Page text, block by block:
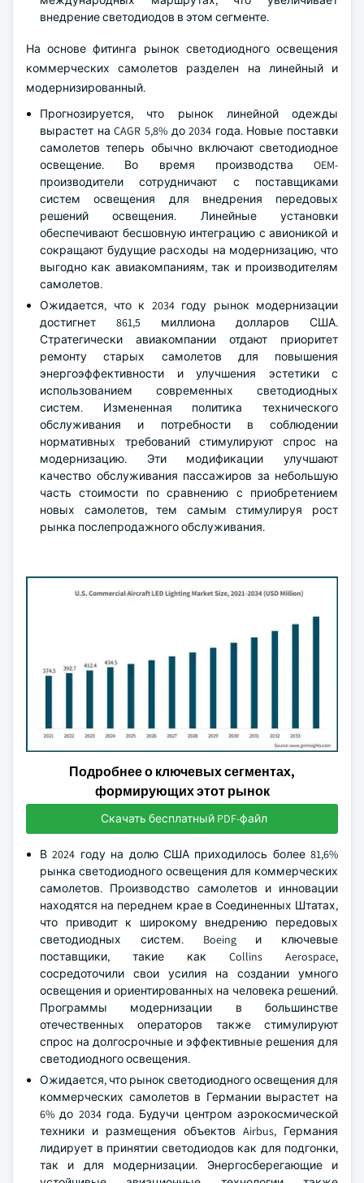
внедрение светодиодов в этом сегменте.
На основе фитинга рынок светодиодного освещения
коммерческих самолетов разделен на линейный и
модернизированный.
Прогнозируется, что рынок линейной одежды
вырастет на CAGR 5,8% до 2034 года. Новые поставки
самолетов теперь обычно включают светодиодное
освещение. Во время производства OEM-
производители сотрудничают с поставщиками
систем освещения для внедрения передовых
решений освещения. Линейные установки
обеспечивают бесшовную интеграцию с авионикой и
сокращают будущие расходы на модернизацию, что
выгодно как авиакомпаниям, так и производителям
самолетов.
Ожидается, что к 2034 году рынок модернизации
достигнет 861,5 миллиона долларов США.
Стратегически авиакомпании отдают приоритет
ремонту старых самолетов для повышения
энергоэффективности и улучшения эстетики с
использованием современных светодиодных
систем. Измененная политика технического
обслуживания и потребности в соблюдении
нормативных требований стимулируют спрос на
модернизацию. Эти модификации улучшают
качество обслуживания пассажиров за небольшую
часть стоимости по сравнению с приобретением
новых самолетов, тем самым стимулируя рост
рынка послепродажного обслуживания.
Подробнее о ключевых сегментах,
формирующих этот рынок
Скачать бесплатный PDF-файл
В 2024 году на долю США приходилось более 81,6%
рынка светодиодного освещения для коммерческих
самолетов. Производство самолетов и инновации
находятся на переднем крае в Соединенных Штатах,
что приводит к широкому внедрению передовых
светодиодных систем. Boeing и ключевые
поставщики, такие как Collins Aerospace,
сосредоточили свои усилия на создании умного
освещения и ориентированных на человека решений.
Программы модернизации в большинстве
отечественных операторов также стимулируют
спрос на долгосрочные и эффективные решения для
светодиодного освещения.
Ожидается, что рынок светодиодного освещения для
коммерческих самолетов в Германии вырастет на
6% до 2034 года. Будучи центром аэрокосмической
техники и размещения объектов Airbus, Германия
лидирует в принятии светодиодов как для подгонки,
так и для модернизации. Энергосберегающие и